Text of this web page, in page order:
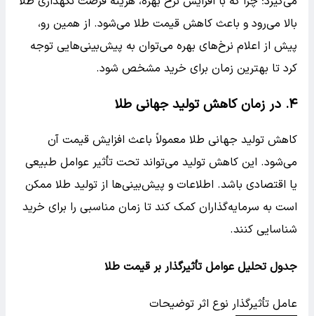
بالا می‌رود و باعث کاهش قیمت طلا می‌شود. از همین رو،
پیش از اعلام نرخ‌های بهره می‌توان به پیش‌بینی‌هایی توجه
کرد تا بهترین زمان برای خرید مشخص شود.
۴. در زمان کاهش تولید جهانی طلا
کاهش تولید جهانی طلا معمولاً باعث افزایش قیمت آن
می‌شود. این کاهش تولید می‌تواند تحت تأثیر عوامل طبیعی
یا اقتصادی باشد. اطلاعات و پیش‌بینی‌ها از تولید طلا ممکن
است به سرمایه‌گذاران کمک کند تا زمان مناسبی را برای خرید
شناسایی کنند.
جدول تحلیل عوامل تأثیرگذار بر قیمت طلا
عامل تأثیرگذار نوع اثر توضیحات